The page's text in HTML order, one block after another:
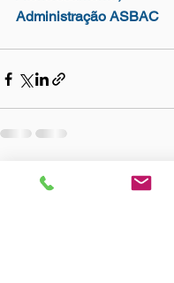
Administração ASBAC
Posts Relacionados